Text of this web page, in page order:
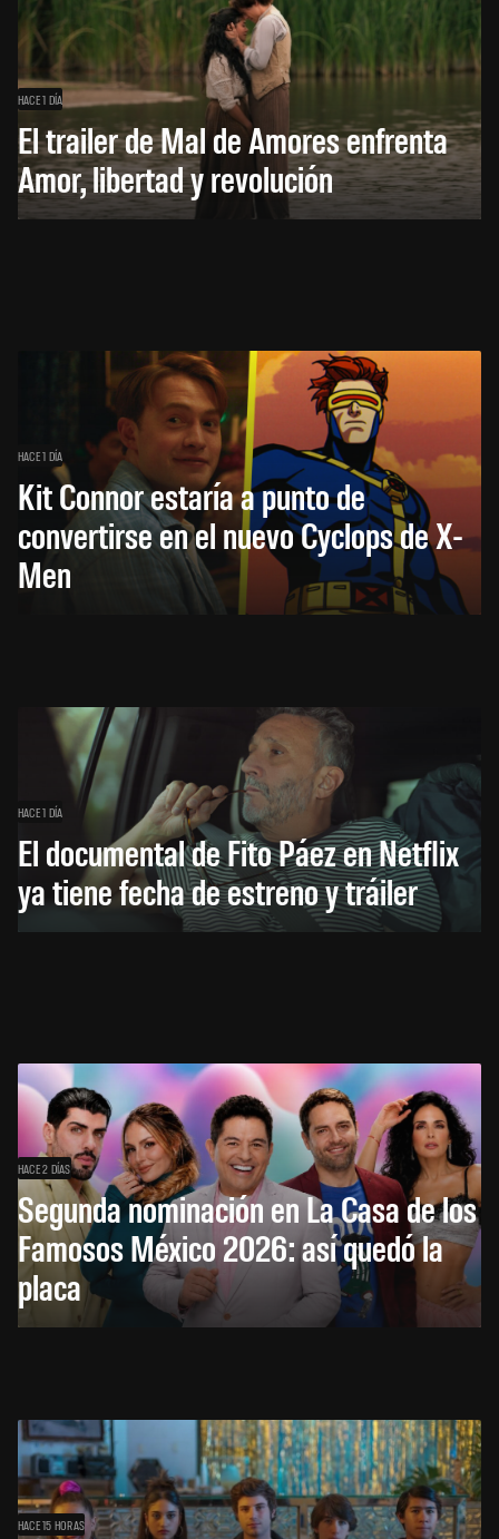
HACE 1 DÍA
El trailer de Mal de Amores enfrenta
Amor, libertad y revolución
HACE 1 DÍA
Kit Connor estaría a punto de
convertirse en el nuevo Cyclops de X-
Men
HACE 1 DÍA
El documental de Fito Páez en Netflix
ya tiene fecha de estreno y tráiler
HACE 2 DÍAS
Segunda nominación en La Casa de los
Famosos México 2026: así quedó la
placa
HACE 15 HORAS